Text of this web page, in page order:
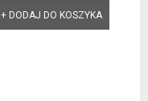
+ DODAJ DO KOSZYKA